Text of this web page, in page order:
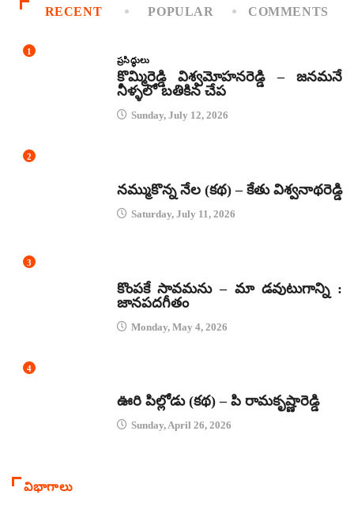
RECENT POPULAR COMMENTS
1
ప్రసిద్ధులు
కొమ్మిరెడ్డి విశ్వమోహనరెడ్డి – జనమనే
నీళ్ళలో బతికిన చేప
Sunday, July 12, 2026
2
నమ్ముకొన్న నేల (కథ) – కేతు విశ్వనాథరెడ్డి
Saturday, July 11, 2026
3
కొంపకే సావమను – మా డవుటుగాన్ని :
జానపదగీతం
Monday, May 4, 2026
4
ఊరి పిల్లోడు (కథ) – పి రామకృష్ణారెడ్డి
Sunday, April 26, 2026
విభాగాలు